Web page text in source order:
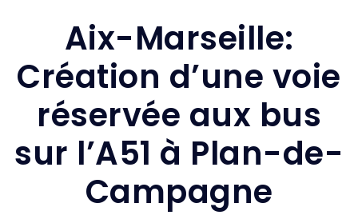
Aix-Marseille:
Création d’une voie
réservée aux bus
sur l’A51 à Plan-de-
Campagne